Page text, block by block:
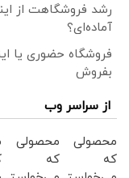
رشد فروشگاهت از
آماده‌ای؟
فروشگاه حضوری یا
بفروش
از سراسر وب
محصولی
که
محصولی
که